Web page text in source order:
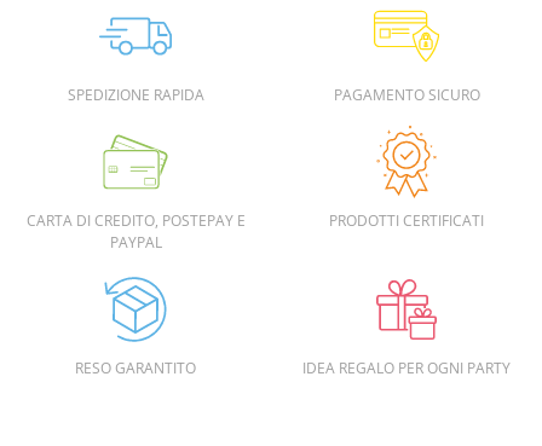
SPEDIZIONE RAPIDA PAGAMENTO SICURO
CARTA DI CREDITO, POSTEPAY E
PAYPAL
PRODOTTI CERTIFICATI
RESO GARANTITO IDEA REGALO PER OGNI PARTY